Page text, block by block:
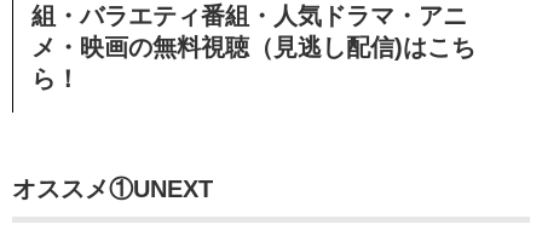
組・バラエティ番組・人気ドラマ・アニ
メ・映画の無料視聴（見逃し配信)はこち
ら！
オススメ①UNEXT